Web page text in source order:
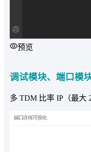
预览
调试模块、端口模
多 TDM 比率 IP（最大